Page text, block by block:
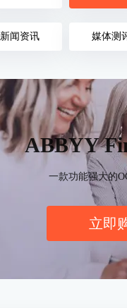
新闻资讯 媒体测
ABBYY
一款功能强大的
立即